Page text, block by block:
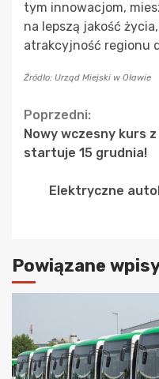
tym innowacjom,
na lepszą jakość
atrakcyjność regionu
Źródło: Urząd Miejski w Oławie
Continue
Reading
Poprzedni:
Nowy wczesny kurs z
startuje 15 grudnia!
Elektryczne
Powiązane